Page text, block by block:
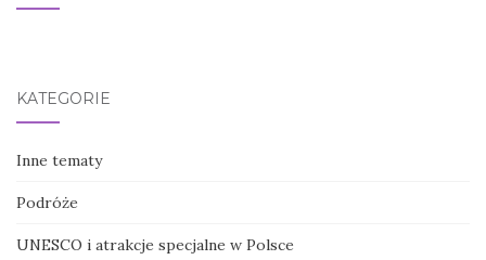
KATEGORIE
Inne tematy
Podróże
UNESCO i atrakcje specjalne w Polsce